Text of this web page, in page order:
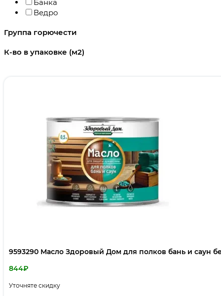
Банка
Ведро
Группа горючести
К-во в упаковке (м2)
9593290 Масло Здоровый Дом для полков бань и саун
844₽
Уточняте скидку